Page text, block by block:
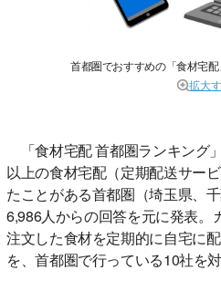
首都圏でおすすめの「食材宅
拡大
「食材宅配 首都圏ランキング
以上の食材宅配（定期配送サー
たことがある首都圏（埼玉県、
6,986人からの回答を元に発表。
注文した食材を定期的に自宅に
を、首都圏で行っている10社を